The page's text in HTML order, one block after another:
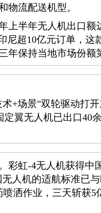
物流配送机型。
上半年无人机出口
尼超10亿元订单，
年保持当地市场份额
+场景"双轮驱动打
定翼无人机已出口
彩虹-4无人机获得
人机的适航标准已
洒作业，三天斩获5